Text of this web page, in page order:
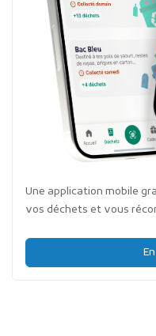
Une application mobile
vos déchets et vous